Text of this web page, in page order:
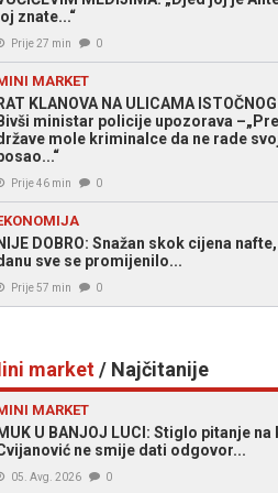
znate...“
Prije 27 min 0
MARKET
KLANOVA NA ULICAMA
ministar policije upozorava
mole kriminalce da ne rade
Prije 46 min 0
DOBRO: Snažan skok cijena
sve se promijenilo...
Prije 57 min 0
market/ Najčitanije
MARKET
U BANJOJ LUCI: Stiglo pitanje
ne smije dati odgovor...
05. Avg. 2026 0